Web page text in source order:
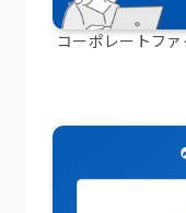
コーポレートフ